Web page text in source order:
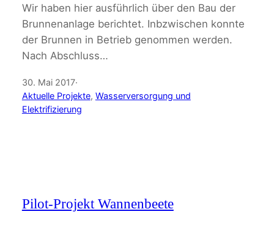
Wir haben hier ausführlich über den Bau der
Brunnenanlage berichtet. Inbzwischen konnte
der Brunnen in Betrieb genommen werden.
Nach Abschluss…
30. Mai 2017·
Aktuelle Projekte, Wasserversorgung und
Elektrifizierung
Pilot-Projekt Wannenbeete